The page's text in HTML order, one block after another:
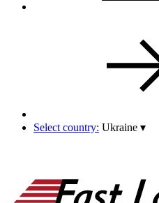
Select country: Ukraine ▾